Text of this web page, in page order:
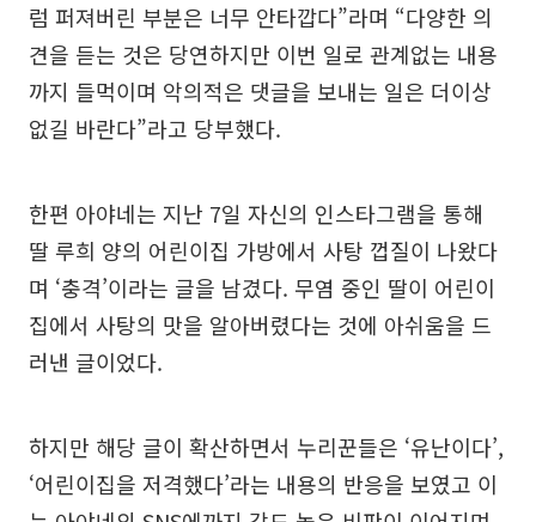
럼 퍼져버린 부분은 너무 안타깝다”라며 “다양한 의
견을 듣는 것은 당연하지만 이번 일로 관계없는 내용
까지 들먹이며 악의적은 댓글을 보내는 일은 더이상
없길 바란다”라고 당부했다.
한편 아야네는 지난 7일 자신의 인스타그램을 통해
딸 루희 양의 어린이집 가방에서 사탕 껍질이 나왔다
며 ‘충격’이라는 글을 남겼다. 무염 중인 딸이 어린이
집에서 사탕의 맛을 알아버렸다는 것에 아쉬움을 드
러낸 글이었다.
하지만 해당 글이 확산하면서 누리꾼들은 ‘유난이다’,
‘어린이집을 저격했다’라는 내용의 반응을 보였고 이